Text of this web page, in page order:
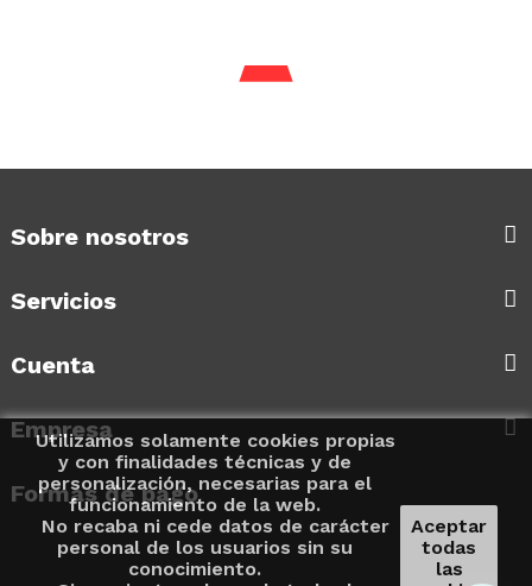
Utilizamos solamente cookies propias
y con finalidades técnicas y de
personalización, necesarias para el
funcionamiento de la web.
No recaba ni cede datos de carácter
personal de los usuarios sin su
conocimiento.
Aceptar
todas
las
Sobre nosotros
Servicios
Cuenta
Empresa
Formas de pago